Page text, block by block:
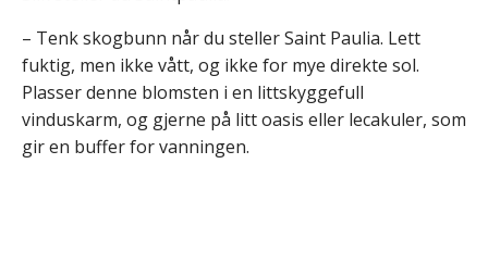
– Tenk skogbunn når du steller Saint Paulia. Lett
fuktig, men ikke vått, og ikke for mye direkte sol.
Plasser denne blomsten i en littskyggefull
vinduskarm, og gjerne på litt oasis eller lecakuler, som
gir en buffer for vanningen.